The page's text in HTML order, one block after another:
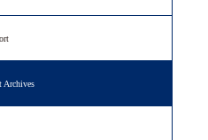
Archives